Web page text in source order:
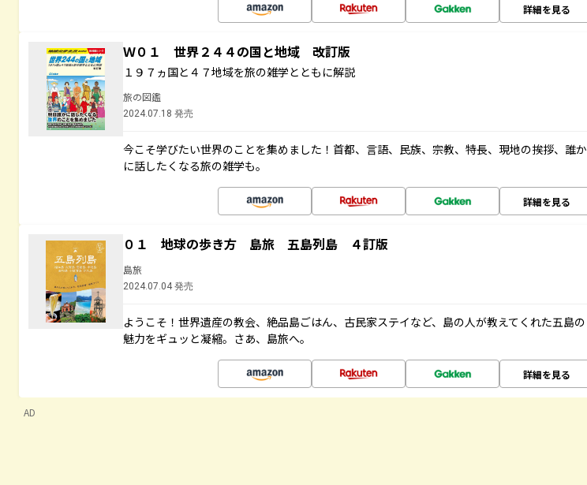
詳細を見る
Ｗ０１ 世界２４４の国と地域 改訂版
１９７ヵ国と４７地域を旅の雑学とともに解説
旅の図鑑
2024.07.18 発売
今こそ学びたい世界のことを集めました！首都、言語、民族、宗教、特長、現地の挨拶、誰か
に話したくなる旅の雑学も。
詳細を見る
０１ 地球の歩き方 島旅 五島列島 ４訂版
島旅
2024.07.04 発売
ようこそ！世界遺産の教会、絶品島ごはん、古民家ステイなど、島の人が教えてくれた五島の
魅力をギュッと凝縮。さあ、島旅へ。
詳細を見る
AD